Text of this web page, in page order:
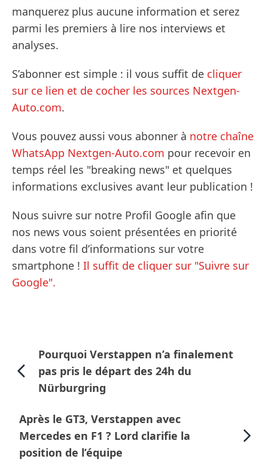
manquerez plus aucune information et serez
parmi les premiers à lire nos interviews et
analyses.
S’abonner est simple : il vous suffit de cliquer
sur ce lien et de cocher les sources Nextgen-
Auto.com.
Vous pouvez aussi vous abonner à notre chaîne
WhatsApp Nextgen-Auto.com pour recevoir en
temps réel les "breaking news" et quelques
informations exclusives avant leur publication !
Nous suivre sur notre Profil Google afin que
nos news vous soient présentées en priorité
dans votre fil d’informations sur votre
smartphone ! Il suffit de cliquer sur "Suivre sur
Google".
Pourquoi Verstappen n’a finalement
pas pris le départ des 24h du
Nürburgring
Après le GT3, Verstappen avec
Mercedes en F1 ? Lord clarifie la
position de l’équipe